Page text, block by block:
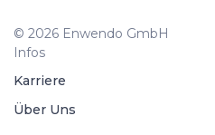
© 2026 Enwendo GmbH
Infos
Karriere
Über Uns